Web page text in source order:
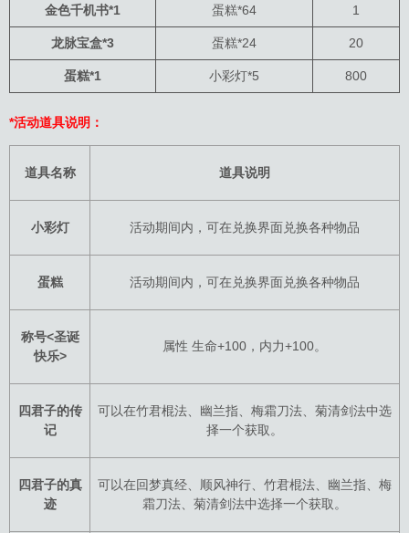
金色千机书*1 蛋糕*64 1
龙脉宝盒*3 蛋糕*24 20
蛋糕*1 小彩灯*5 800
*活动道具说明：
道具名称 道具说明
小彩灯 活动期间内，可在兑换界面兑换各种物品
蛋糕 活动期间内，可在兑换界面兑换各种物品
称号<圣诞
快乐>
属性 生命+100，内力+100。
四君子的传
记
可以在竹君棍法、幽兰指、梅霜刀法、菊清剑法中选
择一个获取。
四君子的真
迹
可以在回梦真经、顺风神行、竹君棍法、幽兰指、梅
霜刀法、菊清剑法中选择一个获取。